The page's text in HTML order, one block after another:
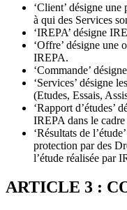
‘Client’ désigne
à qui des Services
‘IREPA’ désigne
‘Offre’ désigne une
IREPA.
‘Commande’
‘Services’ désigne
(Etudes, Essais,
‘Rapport d’études’
IREPA dans le cadre
‘Résultats de
protection par des
l’étude réalisée par
ARTICLE 3 :